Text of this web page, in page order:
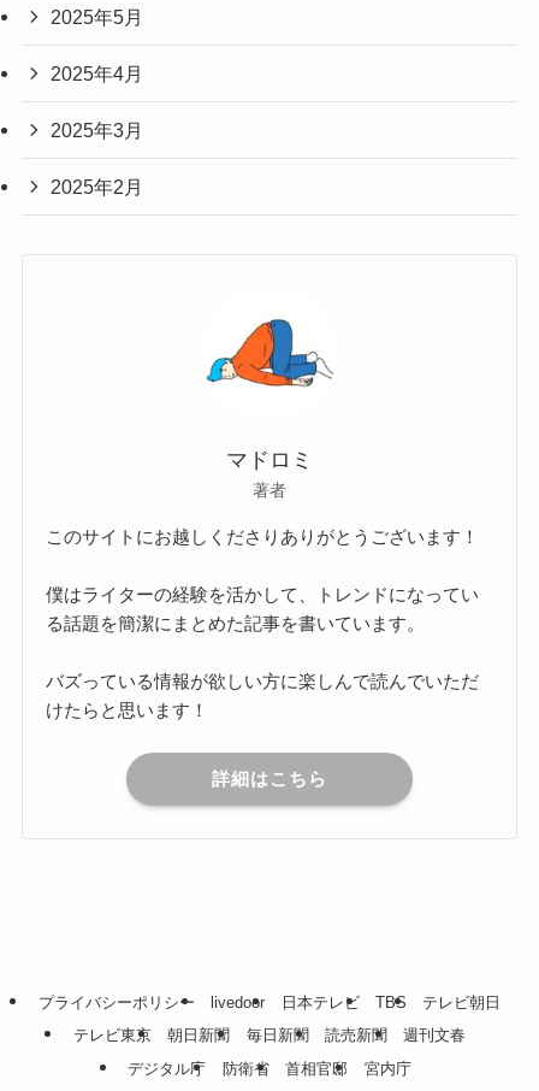
2025年5月
2025年4月
2025年3月
2025年2月
マドロミ
著者
このサイトにお越しくださりありがとうございます！
僕はライターの経験を活かして、トレンドになってい
る話題を簡潔にまとめた記事を書いています。
バズっている情報が欲しい方に楽しんで読んでいただ
けたらと思います！
詳細はこちら
プライバシーポリシー livedoor 日本テレビ TBS
テレビ朝日
テレビ東京
朝日新聞 毎日新聞 読売新聞
週刊文春
デジタル庁
防衛省 首相官邸 宮内庁